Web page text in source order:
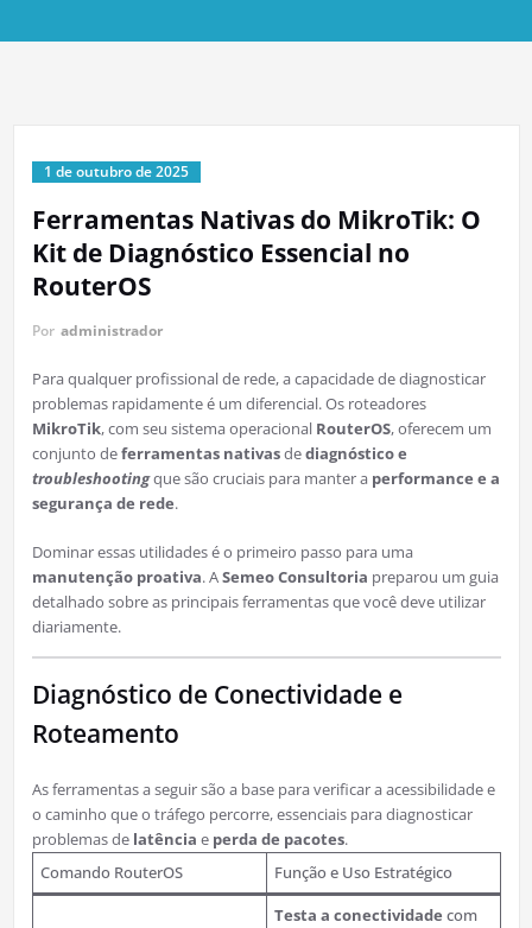
1 de outubro de 2025
Ferramentas Nativas do MikroTik: O
Kit de Diagnóstico Essencial no
RouterOS
Por administrador
Para qualquer profissional de rede, a capacidade de diagnosticar
problemas rapidamente é um diferencial. Os roteadores
MikroTik, com seu sistema operacional RouterOS, oferecem um
conjunto deferramentas nativasdediagnóstico e
troubleshootingque são cruciais para manter a performance e a
segurança de rede.
Dominar essas utilidades é o primeiro passo para uma
manutenção proativa. ASemeo Consultoria preparou um guia
detalhado sobre as principais ferramentas que você deve utilizar
diariamente.
Diagnóstico de Conectividade e
Roteamento
As ferramentas a seguir são a base para verificar a acessibilidade e
o caminho que o tráfego percorre, essenciais para diagnosticar
problemas de latência e perda de pacotes.
Comando RouterOS
Função e Uso Estratégico
Testa a conectividade com